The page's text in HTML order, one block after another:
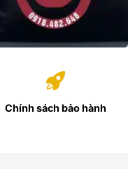
Chính sách bảo hành